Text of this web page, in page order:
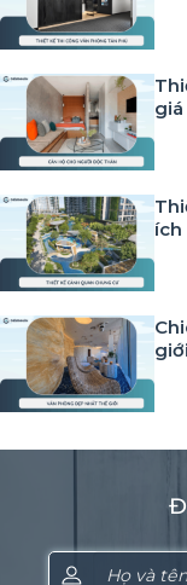
giá
ích